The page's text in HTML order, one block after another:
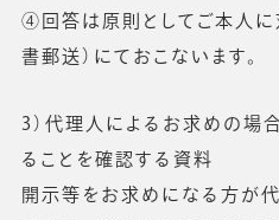
④回答は原則としてご本人に
書郵送）にておこないます。
3）代理人によるお求めの場
ることを確認する資料
開示等をお求めになる方が